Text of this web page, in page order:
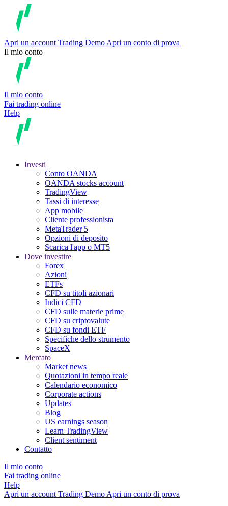
Apri un account Trading Demo Apri un conto di prova
Il mio conto
Il mio conto
Fai trading online
Help
Investi
Conto OANDA
OANDA stocks account
TradingView
Tassi di interesse
App mobile
Cliente professionista
MetaTrader 5
Opzioni di deposito
Scarica l'app o MT5
Dove investire
Forex
Azioni
ETFs
CFD su titoli azionari
Indici CFD
CFD sulle materie prime
CFD su criptovalute
CFD su fondi ETF
Specifiche dello strumento
SpaceX
Mercato
Market news
Quotazioni in tempo reale
Calendario economico
Corporate actions
Updates
Blog
US earnings season
Learn TradingView
Client sentiment
Contatto
Il mio conto
Fai trading online
Help
Apri un account Trading Demo Apri un conto di prova